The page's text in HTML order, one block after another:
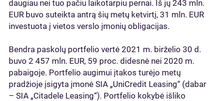
daugiau nei tuo pačiu laikotarpiu pernai. Iš jų 243 mln.
EUR buvo suteikta antrą šių metų ketvirtį, 31 mln. EUR
investuota į vietos verslo įmonių obligacijas.
Bendra paskolų portfelio vertė 2021 m. birželio 30 d.
buvo 2 457 mln. EUR, 59 proc. didesnė nei 2020 m.
pabaigoje. Portfelio augimui įtakos turėjo metų
pradžioje įsigyta įmonė SIA „UniCredit Leasing“ (dabar
– SIA „Citadele Leasing“). Portfelio kokybė išliko